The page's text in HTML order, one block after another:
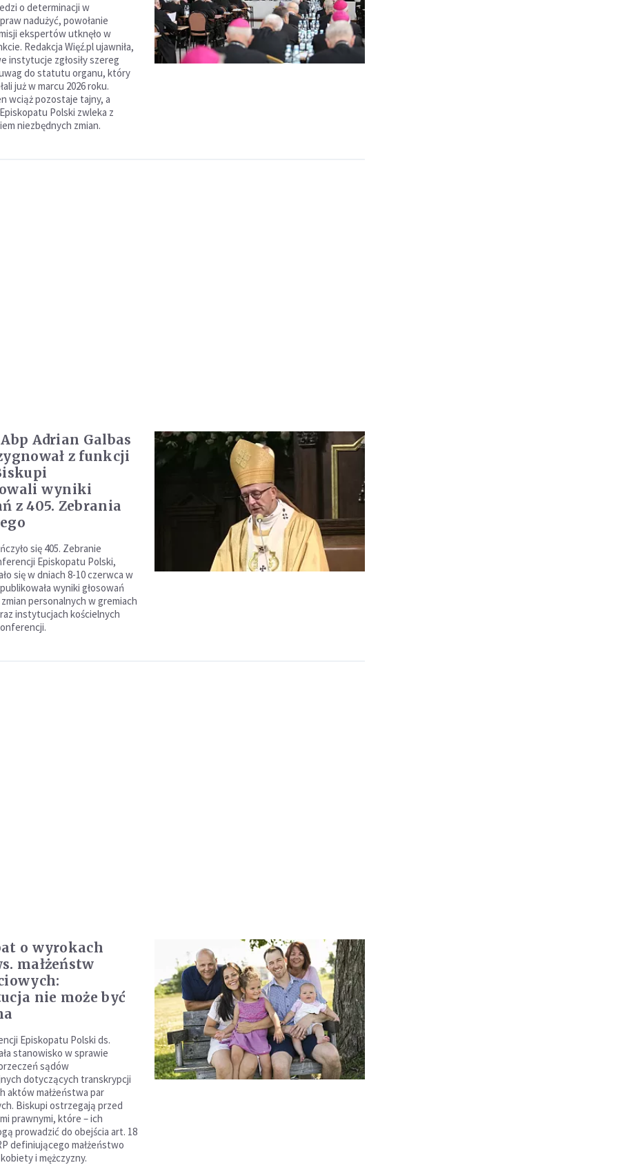
o determinacji w
nadużyć, powołanie
ekspertów utknęło w
Redakcja Więź.pl ujawniła,
instytucje zgłosiły szereg
do statutu organu, który
już w marcu 2026 roku.
wciąż pozostaje tajny, a
Polski zwleka z
niezbędnych zmian.
Adrian Galbas
z funkcji
wyniki
z 405. Zebrania
się 405. Zebranie
Episkopatu Polski,
się w dniach 8-10 czerwca w
wyniki głosowań
personalnych w gremiach
instytucjach kościelnych
o wyrokach
małżeństw
nie może być
Episkopatu Polski ds.
stanowisko w sprawie
sądów
dotyczących transkrypcji
aktów małżeństwa par
Biskupi ostrzegają przed
prawnymi, które – ich
prowadzić do obejścia art. 18
definiującego małżeństwo
i mężczyzny.